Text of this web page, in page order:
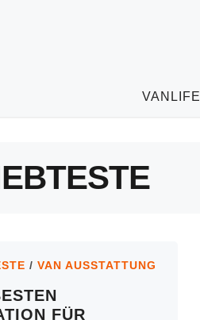
VANLIFE
/ VAN AUSSTATTUNG
FÜR